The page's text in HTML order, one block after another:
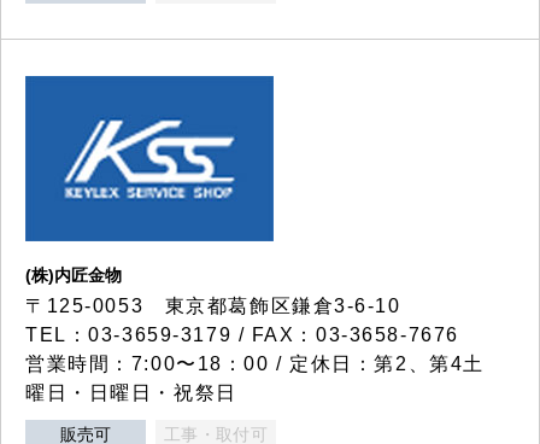
(株)内匠金物
〒125-0053 東京都葛飾区鎌倉3-6-10
TEL：03-3659-3179 / FAX：03-3658-7676
営業時間：7:00〜18：00 / 定休日：第2、第4土
曜日・日曜日・祝祭日
販売可 工事・取付可